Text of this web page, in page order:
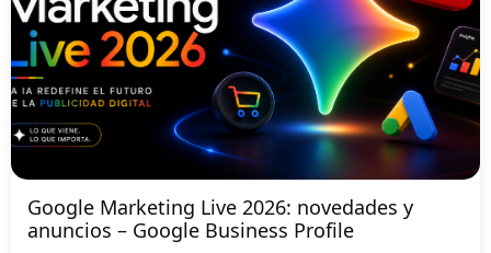
Google Marketing Live 2026: novedades y
anuncios – Google Business Profile